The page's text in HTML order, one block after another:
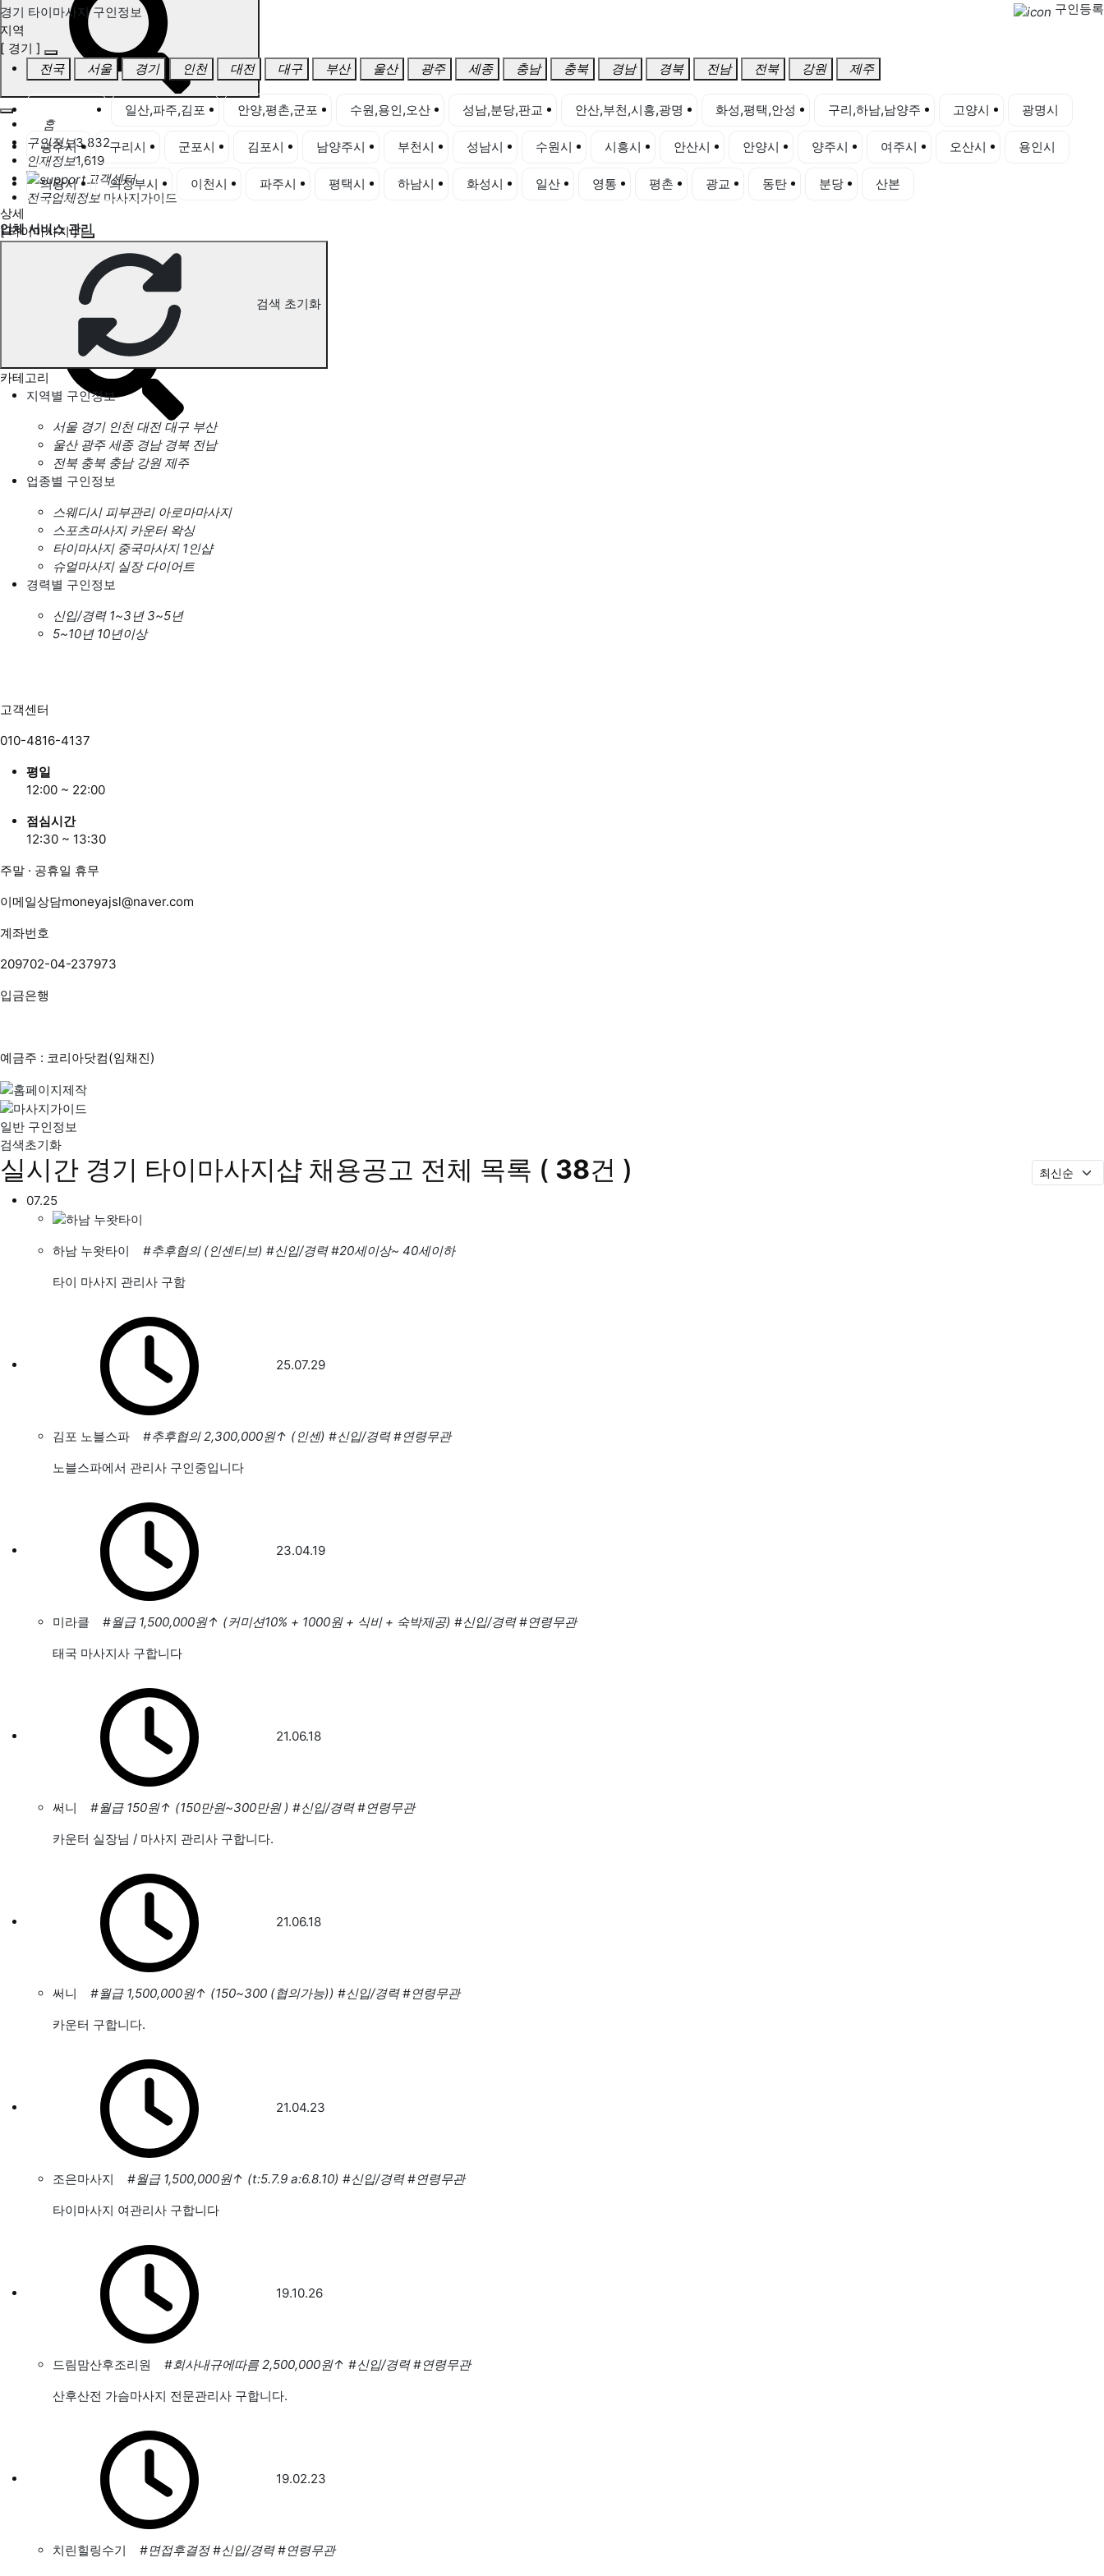
홈
구인정보3,832
인재정보1,619
고객센터
전국업체정보 마사지가이드
업체 서비스 관리
개인 서비스 관리
경기 타이마사지 구인정보
경기 타이마사지 구인정보
구인등록
지역
[ 경기 ]
전국
서울 경기 인천 대전 대구 부산 울산 광주 세종 충남 충북 경남 경북 전남 전북 강원 제주
일산,파주,김포 안양,평촌,군포 수원,용인,오산 성남,분당,판교 안산,부천,시흥,광명 화성,평택,안성 구리,하남,남양주 고양시 광명시
광주시 구리시 군포시 김포시 남양주시 부천시 성남시 수원시 시흥시 안산시 안양시 양주시 여주시 오산시 용인시
의왕시 의정부시 이천시 파주시 평택시 하남시 화성시 일산 영통 평촌 광교 동탄 분당
산본
상세
[ 타이마사지 ]
검색 초기화
카테고리
지역별 구인정보
서울 경기 인천 대전 대구 부산
울산 광주 세종 경남 경북 전남
전북 충북 충남 강원 제주
업종별 구인정보
스웨디시 피부관리 아로마마사지
스포츠마사지 카운터 왁싱
타이마사지 중국마사지 1인샵
슈얼마사지 실장 다이어트
경력별 구인정보
신입/경력 1~3년 3~5년
5~10년 10년이상
고객센터
010-4816-4137
평일
12:00 ~ 22:00
점심시간
12:30 ~ 13:30
주말 · 공휴일 휴무
이메일상담moneyajsl@naver.com
계좌번호
209702-04-237973
입금은행
예금주 : 코리아닷컴(임채진)
일반 구인정보
검색초기화
실시간 경기 타이마사지샵 채용공고 전체 목록 ( 38건 )
07.25
하남 누왓타이 #추후협의 (인센티브) #신입/경력 #20세이상~ 40세이하
타이 마사지 관리사 구함
25.07.29
김포 노블스파 #추후협의 2,300,000원↑ (인센) #신입/경력 #연령무관
노블스파에서 관리사 구인중입니다
23.04.19
미라클 #월급 1,500,000원↑ (커미션10% + 1000원 + 식비 + 숙박제공) #신입/경력 #연령무관
태국 마사지사 구합니다
21.06.18
써니 #월급 150원↑ (150만원~300만원 ) #신입/경력 #연령무관
카운터 실장님 / 마사지 관리사 구합니다.
21.06.18
써니 #월급 1,500,000원↑ (150~300 (협의가능)) #신입/경력 #연령무관
카운터 구합니다.
21.04.23
조은마사지 #월급 1,500,000원↑ (t:5.7.9 a:6.8.10) #신입/경력 #연령무관
타이마사지 여관리사 구합니다
19.10.26
드림맘산후조리원 #회사내규에따름 2,500,000원↑ #신입/경력 #연령무관
산후산전 가슴마사지 전문관리사 구합니다.
19.02.23
치린힐링수기 #면접후결정 #신입/경력 #연령무관